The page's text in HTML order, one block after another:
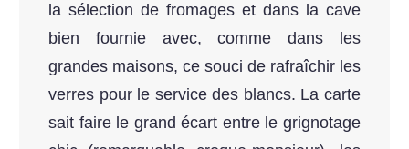
la sélection de fromages et dans la cave
bien fournie avec, comme dans les
grandes maisons, ce souci de rafraîchir les
verres pour le service des blancs. La carte
sait faire le grand écart entre le grignotage